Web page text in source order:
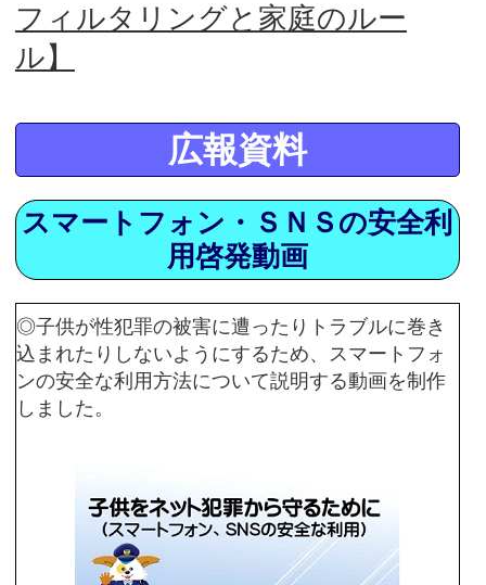
フィルタリングと家庭のルー
ル】
広報資料
スマートフォン・ＳＮＳの安全利
用啓発動画
◎子供が性犯罪の被害に遭ったりトラブルに巻き
込まれたりしないようにするため、スマートフォ
ンの安全な利用方法について説明する動画を制作
しました。